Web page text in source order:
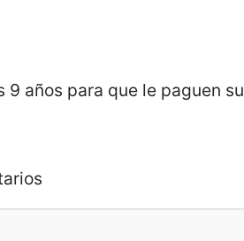
años para que le paguen su